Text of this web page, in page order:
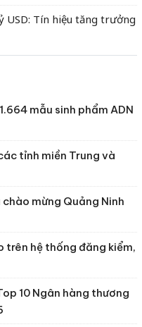
USD: Tín hiệu tăng trưởng
mẫu sinh phẩm ADN
tỉnh miền Trung và
mừng Quảng Ninh
trên hệ thống đăng kiểm,
10 Ngân hàng thương